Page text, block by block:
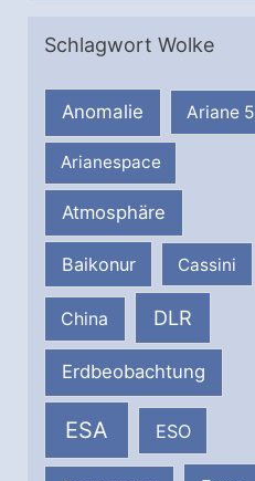
Schlagwort Wolke
Anomalie Ariane 5
Arianespace
Atmosphäre
Baikonur Cassini
China DLR
Erdbeobachtung
ESA ESO